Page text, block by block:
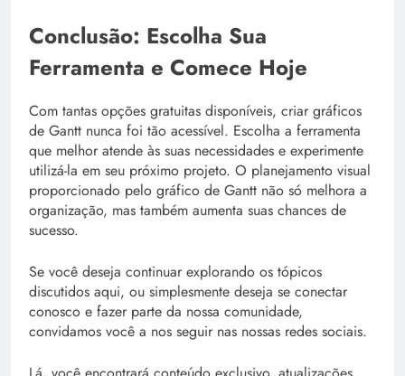
Conclusão: Escolha Sua
Ferramenta e Comece Hoje
Com tantas opções gratuitas disponíveis, criar gráficos
de Gantt nunca foi tão acessível. Escolha a ferramenta
que melhor atende às suas necessidades e experimente
utilizá-la em seu próximo projeto. O planejamento visual
proporcionado pelo gráfico de Gantt não só melhora a
organização, mas também aumenta suas chances de
sucesso.
Se você deseja continuar explorando os tópicos
discutidos aqui, ou simplesmente deseja se conectar
conosco e fazer parte da nossa comunidade,
convidamos você a nos seguir nas nossas redes sociais.